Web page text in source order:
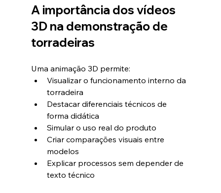
A importância dos vídeos
3D na demonstração de
torradeiras
Uma animação 3D permite:
Visualizar o funcionamento interno da
torradeira
Destacar diferenciais técnicos de
forma didática
Simular o uso real do produto
Criar comparações visuais entre
modelos
Explicar processos sem depender de
texto técnico